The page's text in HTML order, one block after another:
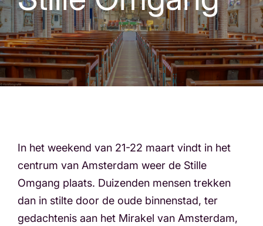
In het weekend van 21-22 maart vindt in het
centrum van Amsterdam weer de Stille
Omgang plaats. Duizenden mensen trekken
dan in stilte door de oude binnenstad, ter
gedachtenis aan het Mirakel van Amsterdam,